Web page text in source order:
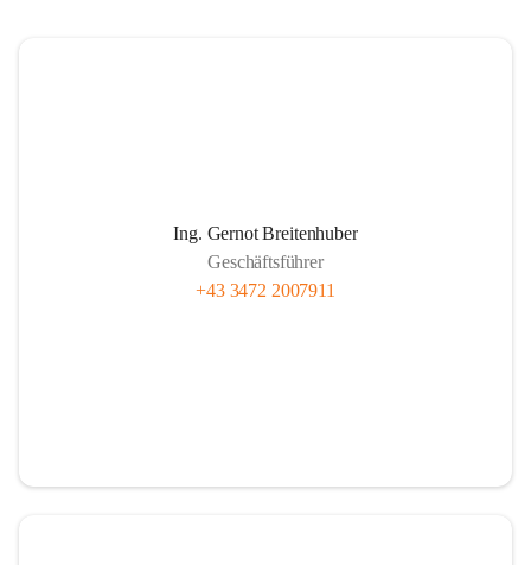
Im Prinzip wie jede Hauszentralheizung:
Das in den Kesselanlagen des Heizwerkes erwärmte Wasser
wird über ein weitverzweigtes Leitungsnetz zu den
Je besser isoliert die Rohre und je kürzer die Leitungslänge
Ing. Gernot Breitenhuber
Geschäftsführer
+43 3472 2007911